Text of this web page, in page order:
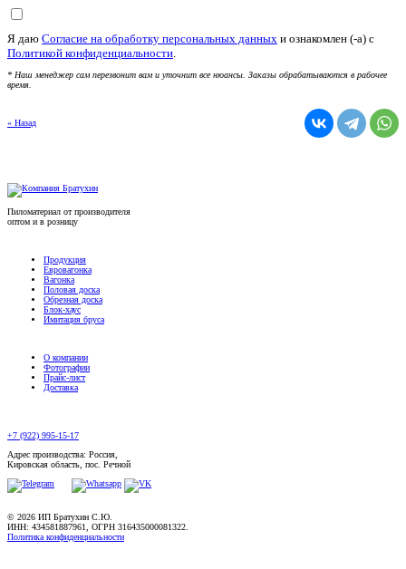
Я даю Согласие на обработку персональных данных и ознакомлен (-а) c
Политикой конфиденциальности
* Наш менеджер сам перезвонит вам и уточнит все нюансы. Заказы обрабатываются в рабочее
время.
« Назад
Пиломатериал от производителя
оптом и в розницу
Продукция
Евровагонка
Вагонка
Половая доска
Обрезная доска
Блок-хаус
Имитация бруса
О компании
Фотографии
Прайс-лист
Доставка
+7 (922) 995-15-17
Адрес производства: Россия,
Кировская область, пос. Речной
© 2026 ИП Братухин С.Ю.
ИНН: 434581887961, ОГРН 316435000081322.
Политика конфиденциальности